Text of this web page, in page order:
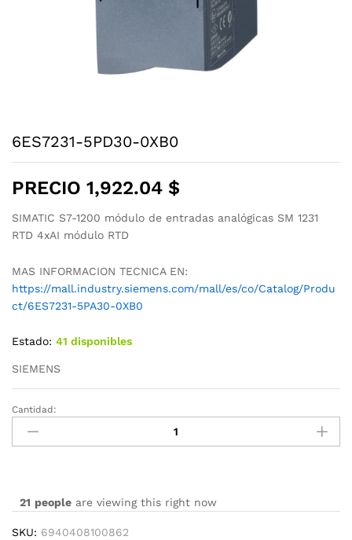
6ES7231-5PD30-0XB0
PRECIO 1,922.04 $
SIMATIC S7-1200 módulo de entradas analógicas SM 1231
RTD 4xAI módulo RTD
MAS INFORMACION TECNICA EN:
https://mall.industry.siemens.com/mall/es/co/Catalog/Produ
ct/6ES7231-5PA30-0XB0
Estado: 41 disponibles
SIEMENS
6ES7231-
5PD30-
0XB0
Cantidad:
21 people are viewing this right now
SKU: 6940408100862